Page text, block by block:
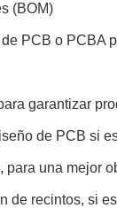
(BOM)
PCB o PCBA
garantizar
de PCB si
para una mejor
de recintos, si